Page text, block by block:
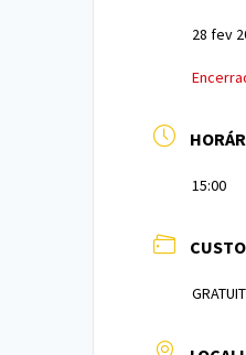
28 fev
15:00
CUSTO